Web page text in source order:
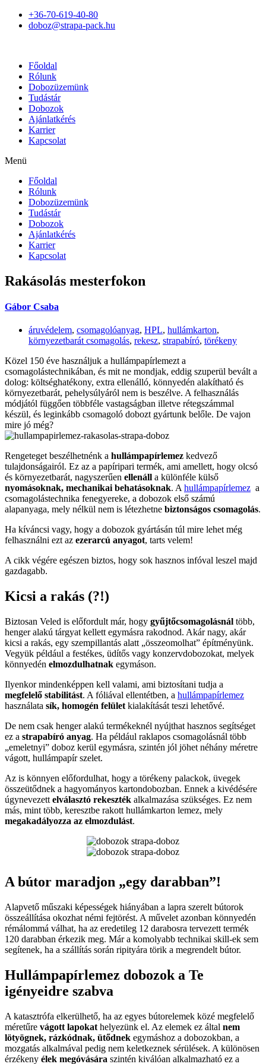
+36-70-619-40-80
doboz@strapa-pack.hu
Főoldal
Rólunk
Dobozüzemünk
Tudástár
Dobozok
Ajánlatkérés
Karrier
Kapcsolat
Menü
Főoldal
Rólunk
Dobozüzemünk
Tudástár
Dobozok
Ajánlatkérés
Karrier
Kapcsolat
Rakásolás mesterfokon
Gábor Csaba
áruvédelem, csomagolóanyag, HPL, hullámkarton,
környezetbarát csomagolás, rekesz, strapabíró, törékeny
Közel 150 éve használjuk a hullámpapírlemezt a
csomagolástechnikában, és mit ne mondjak, eddig szuperül bevált a
dolog: költséghatékony, extra ellenálló, könnyedén alakítható és
környezetbarát, pehelysúlyáról nem is beszélve. A felhasználás
módjától függően többféle vastagságban illetve rétegszámmal
készül, és leginkább csomagoló dobozt gyártunk belőle. De vajon
mire jó még?
Rengeteget beszélhetnénk a hullámpapírlemez kedvező
tulajdonságairól. Ez az a papíripari termék, ami amellett, hogy olcsó
és környezetbarát, nagyszerűen ellenáll a különféle külső
nyomásoknak, mechanikai behatásoknak. Ahullámpapírlemez a
csomagolástechnika fenegyereke, a dobozok első számú
alapanyaga, mely nélkül nem is létezhetne biztonságos csomagolás.
Ha kíváncsi vagy, hogy a dobozok gyártásán túl mire lehet még
felhasználni ezt az ezerarcú anyagot, tarts velem!
A cikk végére egészen biztos, hogy sok hasznos infóval leszel majd
gazdagabb.
Kicsi a rakás (?!)
Biztosan Veled is előfordult már, hogy gyűjtőcsomagolásnál több,
henger alakú tárgyat kellett egymásra rakodnod. Akár nagy, akár
kicsi a rakás, egy szempillantás alatt „összeomolhat” építményünk.
Vegyük például a festékes, üdítős vagy konzervdobozokat, melyek
könnyedén elmozdulhatnak egymáson.
Ilyenkor mindenképpen kell valami, ami biztosítani tudja a
megfelelő stabilitást. A fóliával ellentétben, a hullámpapírlemez
használata sík, homogén felület kialakítását teszi lehetővé.
De nem csak henger alakú termékeknél nyújthat hasznos segítséget
ez a strapabíró anyag. Ha például raklapos csomagolásnál több
„emeletnyi” doboz kerül egymásra, szintén jól jöhet néhány méretre
vágott, hullámpapír szelet.
Az is könnyen előfordulhat, hogy a törékeny palackok, üvegek
összeütődnek a hagyományos kartondobozban. Ennek a kivédésére
úgynevezett elválasztó rekeszték alkalmazása szükséges. Ez nem
más, mint több, keresztbe rakott hullámkarton lemez, mely
megakadályozza az elmozdulást.
A bútor maradjon „egy darabban”!
Alapvető műszaki képességek hiányában a lapra szerelt bútorok
összeállítása okozhat némi fejtörést. A művelet azonban könnyedén
rémálommá válhat, ha az eredetileg 12 darabosra tervezett termék
120 darabban érkezik meg. Már a komolyabb technikai skill-ek sem
segítenek, ha a szállítás során ripityára törik a megrendelt bútor.
Hullámpapírlemez dobozok a Te
igényeidre szabva
A katasztrófa elkerülhető, ha az egyes bútorelemek közé megfelelő
méretűre vágott lapokat helyezünk el. Az elemek ez által nem
lötyögnek, rázkódnak, ütődnek egymáshoz a dobozokban, a
mozgatás alkalmával pedig nem keletkeznek sérülések. A különösen
érzékeny élek megóvására szintén kiválóan alkalmazható ez a